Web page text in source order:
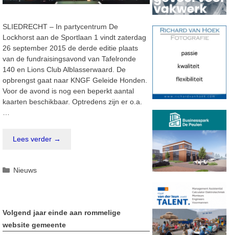
SLIEDRECHT – In partycentrum De
Lockhorst aan de Sportlaan 1 vindt zaterdag
26 september 2015 de derde editie plaats
van de fundraisingsavond van Tafelronde
140 en Lions Club Alblasserwaard. De
opbrengst gaat naar KNGF Geleide Honden.
Voor de avond is nog een beperkt aantal
kaarten beschikbaar. Optredens zijn er o.a.
Lees verder →
Categorieën
Nieuws
Volgend jaar einde aan rommelige
website gemeente